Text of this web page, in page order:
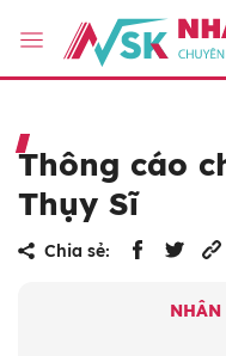
Thông cáo
Thụy Sĩ
Chia sẻ: